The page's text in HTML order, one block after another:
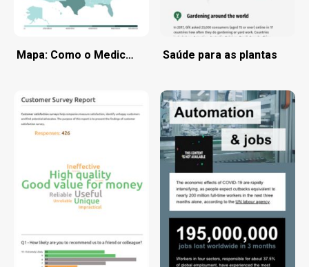
Mapa: Como o Medicaid Ajuda Seu Estado
Saúde para as plantas